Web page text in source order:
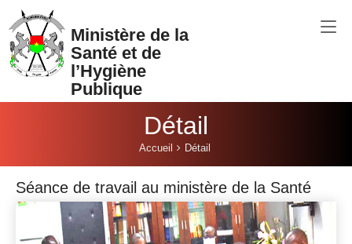
Aller au contenu principal
Ministère de la
Santé et de
l’Hygiène
Publique
Détail
Accueil Détail
Séance de travail au ministère de la Santé